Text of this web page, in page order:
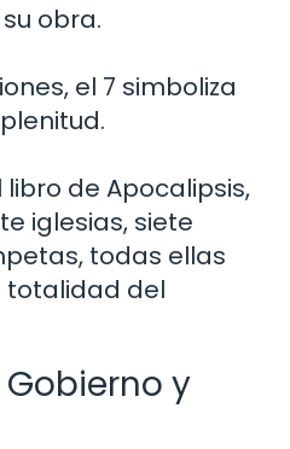
obra.
el 7 simboliza
libro de Apocalipsis,
iglesias, siete
todas ellas
totalidad del
Gobierno y